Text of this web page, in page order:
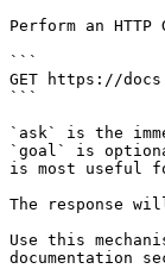
Perform an
```
GET https://
```
`ask` is the
`goal` is
is most useful
The response
Use this